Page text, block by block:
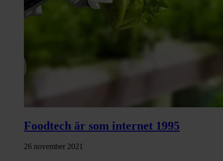
Foodtech är som internet 1995
26 november 2021